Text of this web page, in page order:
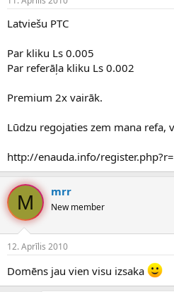
n
a
u
s
ā
ē
a
t
u
s
Latviešu PTC
Par kliku Ls 0.005
Par referāļa kliku Ls 0.002
Premium 2x vairāk.
Lūdzu regojaties zem mana refa,
http://enauda.info/
M mrr
New member
12. Aprīlis 2010
Domēns jau vien visu izsaka